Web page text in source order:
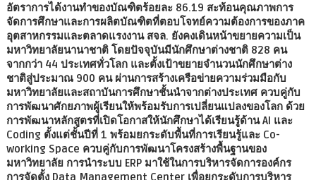
อัตราการได้งานทำของบัณฑิตร้อยละ 86.19 สะท้อนคุณภาพการ
จัดการศึกษาและการผลิตบัณฑิตที่ตอบโจทย์ความต้องการของภาค
อุตสาหกรรมและตลาดแรงงาน สจล. ยังคงเดินหน้าขยายความเป็น
มหาวิทยาลัยนานาชาติ โดยปัจจุบันมีนักศึกษาต่างชาติ 828 คน
จากกว่า 44 ประเทศทั่วโลก และตั้งเป้าขยายจำนวนนักศึกษาต่าง
ชาติสู่ประมาณ 900 คน ผ่านการสร้างเครือข่ายความร่วมมือกับ
มหาวิทยาลัยและสถาบันการศึกษาชั้นนำจากต่างประเทศ ควบคู่กับ
การพัฒนาศักยภาพผู้เรียนให้พร้อมรับการเปลี่ยนแปลงของโลก ด้วย
การพัฒนาหลักสูตรที่เปิดโอกาสให้นักศึกษาได้เรียนรู้ด้าน AI และ
Coding ตั้งแต่ชั้นปีที่ 1 พร้อมยกระดับพื้นที่การเรียนรู้และ Co-
working Space ควบคู่กับการพัฒนาโครงสร้างพื้นฐานของ
มหาวิทยาลัย การนำระบบ ERP มาใช้ในการบริหารจัดการองค์กร
การจัดตั้ง Data Management Center เพื่อยกระดับการบริหาร